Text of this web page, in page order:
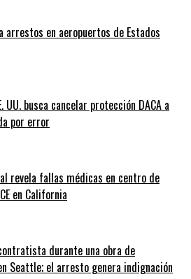
arrestos en aeropuertos de Estados
UU. busca cancelar protección DACA a
por error
revela fallas médicas en centro de
en California
durante una obra de
Seattle; el arresto genera indignación